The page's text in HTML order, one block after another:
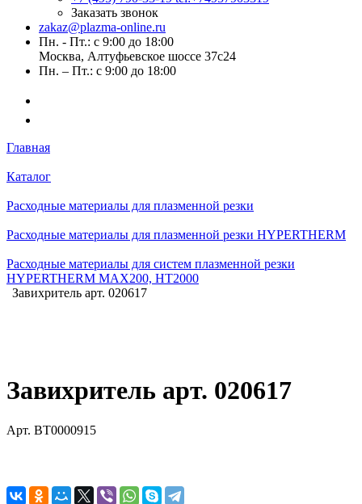
Заказать звонок
zakaz@plazma-online.ru
Пн. - Пт.: с 9:00 до 18:00
Москва, Алтуфьевское шоссе 37с24
Пн. – Пт.: с 9:00 до 18:00
Главная
Каталог
Расходные материалы для плазменной резки
Расходные материалы для плазменной резки HYPERTHERM
Расходные материалы для систем плазменной резки
HYPERTHERM MAX200, HT2000
Завихритель арт. 020617
Завихритель арт. 020617
Арт. BT0000915